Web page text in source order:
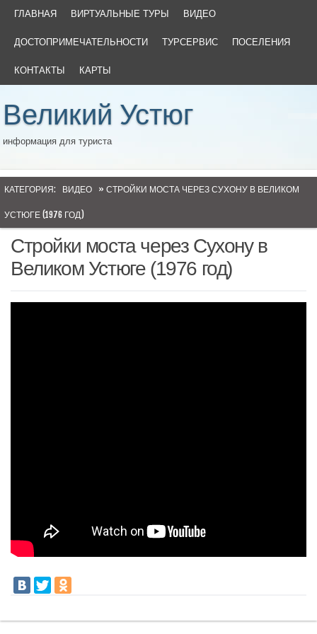
ГЛАВНАЯ ВИРТУАЛЬНЫЕ ТУРЫ ВИДЕО
ДОСТОПРИМЕЧАТЕЛЬНОСТИ ТУРСЕРВИС ПОСЕЛЕНИЯ
КОНТАКТЫ КАРТЫ
Великий Устюг
информация для туриста
КАТЕГОРИЯ: ВИДЕО » СТРОЙКИ МОСТА ЧЕРЕЗ СУХОНУ В ВЕЛИКОМ
УСТЮГЕ (1976 ГОД)
Стройки моста через Сухону в
Великом Устюге (1976 год)